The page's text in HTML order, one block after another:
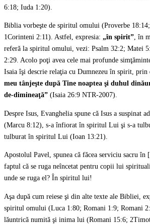
6:18; Iuda 1:20).
Biblia vorbeşte de spiritul omului (Proverbe
1Corinteni 2:11). Astfel, expresia: „în spirit”, în
referă la spiritul omului, vezi: Psalm 32:2; Matei
2:29. Acolo poţi avea cele mai profunde
Isaia îşi descrie relaţia cu Dumnezeu în spirit, prin
meu tânjeşte după Tine noaptea şi duhul
de-dimineaţă” (Isaia 26:9 NTR-2007).
Despre Isus, Evanghelia spune că Isus a suspinat
(Marcu 8:12), s-a înfiorat în spiritul Lui şi s-a
tulburat în spiritul Lui (Ioan 13:21).
Apostolul Pavel, spunea că făcea serviciu sacru în
faptul că se ruga neîncetat pentru copii lui
unde se ruga el? În spiritul lui!
Aşa după cum reiese şi din alte texte ale Bibliei,
spiritul omului (Luca 1:80; Romani 1:9; Romani
lăuntrică numită şi inima lui (Romani 15:6;